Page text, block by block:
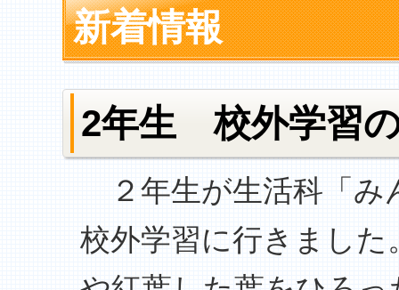
新着情報
2年生 校外学習
２年生が生活科「み
校外学習に行きまし